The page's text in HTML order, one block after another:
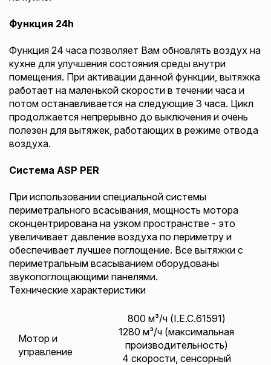
Функция 24h
Функция 24 часа позволяет Вам обновлять воздух на
кухне для улучшения состояния среды внутри
помещения. При активации данной функции, вытяжка
работает на маленькой скорости в течении часа и
потом останавливается на следующие 3 часа. Цикл
продолжается непрерывно до выключения и очень
полезен для вытяжек, работающих в режиме отвода
воздуха.
Система ASP PER
При использовании специальной системы
периметрального всасывания, мощность мотора
сконцентрирована на узком пространстве - это
увеличивает давление воздуха по периметру и
обеспечивает лучшее поглощение. Все вытяжки с
периметральным всасыванием оборудованы
звукопоглощающими панелями.
Технические характеристики
Мотор и
управление
800 м³/ч (I.E.C.61591)
1280 м³/ч (максимальная
производительность)
4 скорости, сенсорный